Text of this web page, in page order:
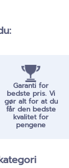
Garanti for
bedste pris. Vi
gør alt for at du
får den bedste
kvalitet for
pengene